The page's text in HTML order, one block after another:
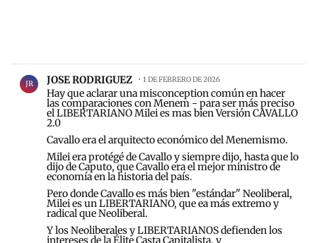
Comentario de JOSE RODRIGUEZ.
JR JOSE RODRIGUEZ 1 DE FEBRERO DE 2026
Hay que aclarar una misconception común en hacer
las comparaciones con Menem - para ser más preciso
el LIBERTARIANO Milei es mas bien Versión CAVALLO
2.0
Cavallo era el arquitecto económico del Menemismo.
Milei era protégé de Cavallo y siempre dijo, hasta que lo
dijo de Caputo, que Cavallo era el mejor ministro de
economía en la historia del país.
Pero donde Cavallo es más bien "estándar" Neoliberal,
Milei es un LIBERTARIANO, que ea más extremo y
radical que Neoliberal.
Y los Neoliberales y LIBERTARIANOS defienden los
intereses de la Élite Casta Capitalista, y